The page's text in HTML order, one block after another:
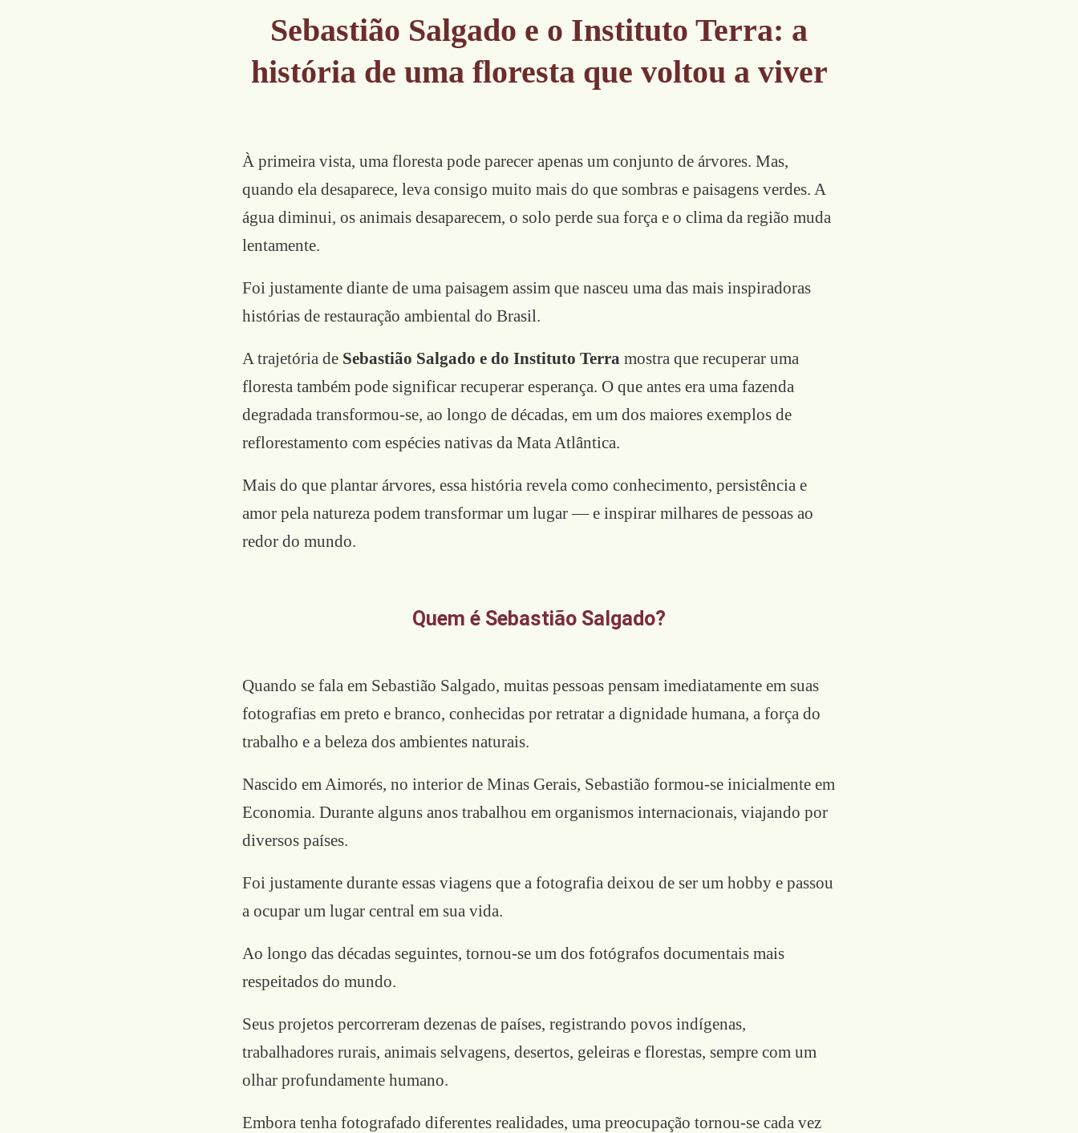
Sebastião Salgado e o Instituto Terra: a
história de uma floresta que voltou a viver
À primeira vista, uma floresta pode parecer apenas um conjunto de árvores. Mas,
quando ela desaparece, leva consigo muito mais do que sombras e paisagens verdes. A
água diminui, os animais desaparecem, o solo perde sua força e o clima da região muda
lentamente.
Foi justamente diante de uma paisagem assim que nasceu uma das mais inspiradoras
histórias de restauração ambiental do Brasil.
A trajetória de Sebastião Salgado e do Instituto Terra mostra que recuperar uma
floresta também pode significar recuperar esperança. O que antes era uma fazenda
degradada transformou-se, ao longo de décadas, em um dos maiores exemplos de
reflorestamento com espécies nativas da Mata Atlântica.
Mais do que plantar árvores, essa história revela como conhecimento, persistência e
amor pela natureza podem transformar um lugar — e inspirar milhares de pessoas ao
redor do mundo.
Quem é Sebastião Salgado?
Quando se fala em Sebastião Salgado, muitas pessoas pensam imediatamente em suas
fotografias em preto e branco, conhecidas por retratar a dignidade humana, a força do
trabalho e a beleza dos ambientes naturais.
Nascido em Aimorés, no interior de Minas Gerais, Sebastião formou-se inicialmente em
Economia. Durante alguns anos trabalhou em organismos internacionais, viajando por
diversos países.
Foi justamente durante essas viagens que a fotografia deixou de ser um hobby e passou
a ocupar um lugar central em sua vida.
Ao longo das décadas seguintes, tornou-se um dos fotógrafos documentais mais
respeitados do mundo.
Seus projetos percorreram dezenas de países, registrando povos indígenas,
trabalhadores rurais, animais selvagens, desertos, geleiras e florestas, sempre com um
olhar profundamente humano.
Embora tenha fotografado diferentes realidades, uma preocupação tornou-se cada vez